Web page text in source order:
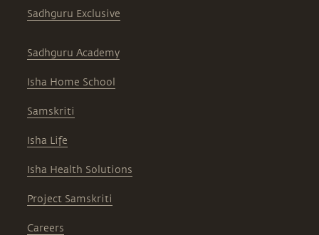
Sadhguru Exclusive
Sadhguru Academy
Isha Home School
Samskriti
Isha Life
Isha Health Solutions
Project Samskriti
Careers